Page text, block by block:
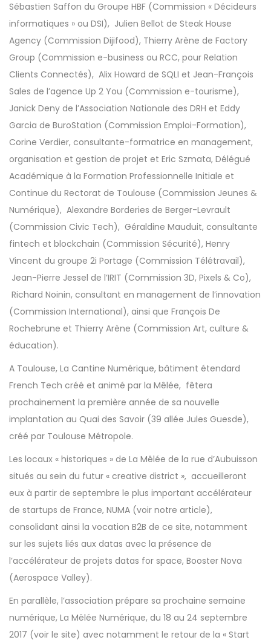
Sébastien Saffon du Groupe HBF (Commission « Décideurs
informatiques » ou DSI), Julien Bellot de Steak House
Agency (Commission Dijifood), Thierry Arène de Factory
Group (Commission e-business ou RCC, pour Relation
Clients Connectés), Alix Howard de SQLI et Jean-François
Sales de l’agence Up 2 You (Commission e-tourisme),
Janick Deny de l’Association Nationale des DRH et Eddy
Garcia de BuroStation (Commission Emploi-Formation),
Corine Verdier, consultante-formatrice en management,
organisation et gestion de projet et Eric Szmata, Délégué
Académique à la Formation Professionnelle Initiale et
Continue du Rectorat de Toulouse (Commission Jeunes &
Numérique), Alexandre Borderies de Berger-Levrault
(Commission Civic Tech), Géraldine Mauduit, consultante
fintech et blockchain (Commission Sécurité), Henry
Vincent du groupe 2i Portage (Commission Télétravail),
Jean-Pierre Jessel de l’IRIT (Commission 3D, Pixels & Co),
Richard Noinin, consultant en management de l’innovation
(Commission International), ainsi que François De
Rochebrune et Thierry Arène (Commission Art, culture &
éducation).
A Toulouse, La Cantine Numérique, bâtiment étendard
French Tech créé et animé par la Mêlée, fêtera
prochainement la première année de sa nouvelle
implantation au Quai des Savoir (39 allée Jules Guesde),
créé par Toulouse Métropole.
Les locaux « historiques » de La Mêlée de la rue d’Aubuisson
situés au sein du futur « creative district », accueilleront
eux à partir de septembre le plus important accélérateur
de startups de France, NUMA (voir notre article),
consolidant ainsi la vocation B2B de ce site, notamment
sur les sujets liés aux datas avec la présence de
l’accélérateur de projets datas for space, Booster Nova
(Aerospace Valley).
En parallèle, l’association prépare sa prochaine semaine
numérique, La Mêlée Numérique, du 18 au 24 septembre
2017 (voir le site) avec notamment le retour de la « Start